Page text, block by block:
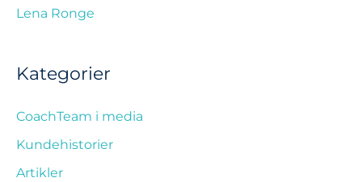
Lena Ronge
Kategorier
CoachTeam i media
Kundehistorier
Artikler